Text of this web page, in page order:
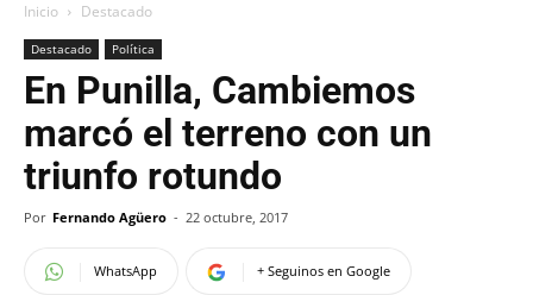
Inicio Destacado
Destacado Política
En Punilla, Cambiemos
marcó el terreno con un
triunfo rotundo
Por Fernando Agüero - 22 octubre, 2017
WhatsApp + Seguinos en Google